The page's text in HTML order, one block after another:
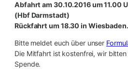
Abfahrt am 30.10.2016 um 11.00
(Hbf Darmstadt)
Rückfahrt um 18.30 in Wiesbaden.
Bitte meldet euch über unser
Die Mitfahrt ist kostenfrei, wir bitten
Spende.